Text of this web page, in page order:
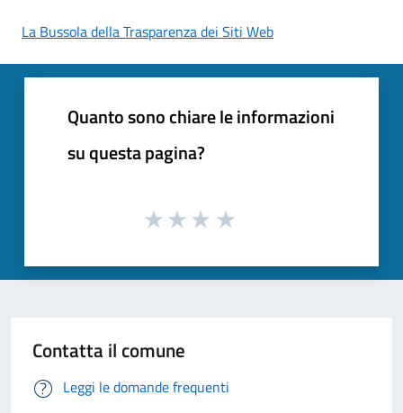
La Bussola della Trasparenza dei Siti Web
Quanto sono chiare le informazioni
su questa pagina?
Contatta il comune
Leggi le domande frequenti